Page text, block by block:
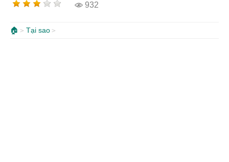
932
🏠 Tại sao